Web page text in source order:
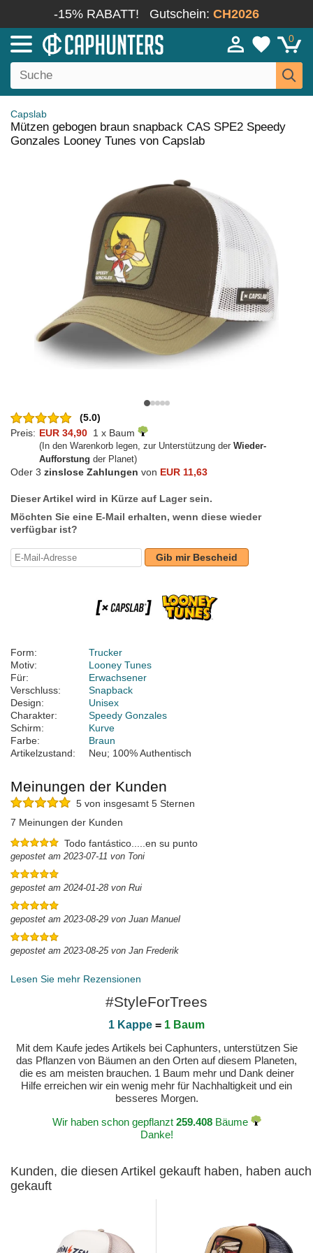
-15% RABATT! Gutschein: CH2026
0
Capslab
Mützen gebogen braun snapback CAS SPE2 Speedy
Gonzales Looney Tunes von Capslab
(5.0)
Preis: EUR 34,90 1 x Baum
(In den Warenkorb legen, zur Unterstützung der Wieder-
Aufforstung der Planet)
Oder 3 zinslose Zahlungen von EUR 11,63
Dieser Artikel wird in Kürze auf Lager sein.
Möchten Sie eine E-Mail erhalten, wenn diese wieder
verfügbar ist?
Gib mir Bescheid
Form:
Trucker
Motiv:
Looney Tunes
Für:
Erwachsener
Verschluss:
Snapback
Design:
Unisex
Charakter:
Speedy Gonzales
Schirm:
Kurve
Farbe:
Braun
Artikelzustand:
Neu; 100% Authentisch
Meinungen der Kunden
5 von insgesamt 5 Sternen
7 Meinungen der Kunden
Todo fantástico.....en su punto
gepostet am 2023-07-11 von Toni
gepostet am 2024-01-28 von Rui
gepostet am 2023-08-29 von Juan Manuel
gepostet am 2023-08-25 von Jan Frederik
Lesen Sie mehr Rezensionen
#StyleForTrees
1 Kappe = 1 Baum
Mit dem Kaufe jedes Artikels bei Caphunters, unterstützen Sie
das Pflanzen von Bäumen an den Orten auf diesem Planeten,
die es am meisten brauchen. 1 Baum mehr und Dank deiner
Hilfe erreichen wir ein wenig mehr für Nachhaltigkeit und ein
besseres Morgen.
Wir haben schon gepflanzt 259.408Bäume
Danke!
Kunden, die diesen Artikel gekauft haben, haben auch
gekauft